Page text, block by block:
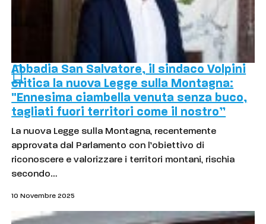
Abbadia San Salvatore, il sindaco Volpini
critica la nuova Legge sulla Montagna:
"Ennesima ciambella venuta senza buco,
tagliati fuori territori come il nostro”
La nuova Legge sulla Montagna, recentemente
approvata dal Parlamento con l’obiettivo di
riconoscere e valorizzare i territori montani, rischia
secondo…
10 Novembre 2025